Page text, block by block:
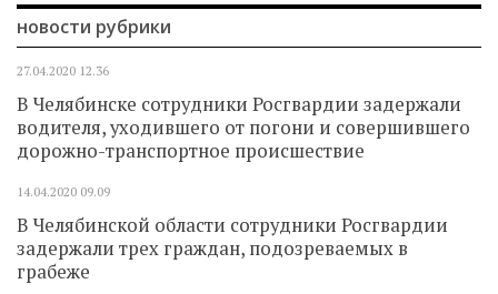
новости рубрики
27.04.2020 12.36
В Челябинске сотрудники Росгвардии задержали
водителя, уходившего от погони и совершившего
дорожно-транспортное происшествие
14.04.2020 09.09
В Челябинской области сотрудники Росгвардии
задержали трех граждан, подозреваемых в
грабеже